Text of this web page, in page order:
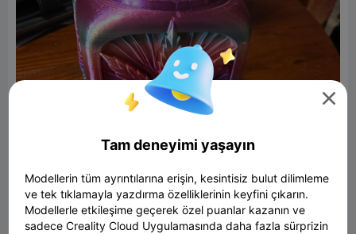

Tam deneyimi yaşayın
Modellerin tüm ayrıntılarına erişin, kesintisiz bulut dilimleme
ve tek tıklamayla yazdırma özelliklerinin keyfini çıkarın.
Modellerle etkileşime geçerek özel puanlar kazanın ve
sadece Creality Cloud Uygulamasında daha fazla sürprizin